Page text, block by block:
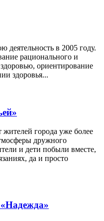
деятельность в 2005 году.
рационального и
ориентирование
здоровья...
города уже более
дружного
и дети побыли вместе,
да и просто